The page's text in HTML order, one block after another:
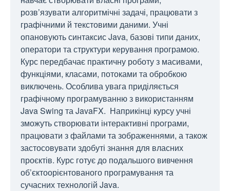
розв’язувати алгоритмічні задачі, працювати з
графічними й текстовими даними. Учні
опановують синтаксис Java, базові типи даних,
оператори та структури керування програмою.
Курс передбачає практичну роботу з масивами,
функціями, класами, потоками та обробкою
виключень. Особлива увага приділяється
графічному програмуванню з використанням
Java Swing та JavaFX. Наприкінці курсу учні
зможуть створювати інтерактивні програми,
працювати з файлами та зображеннями, а також
застосовувати здобуті знання для власних
проєктів. Курс готує до подальшого вивчення
об’єктоорієнтованого програмування та
сучасних технологій Java.